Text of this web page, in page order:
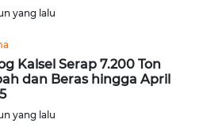
yang lalu
Kalsel Serap 7.200 Ton
dan Beras hingga April
yang lalu